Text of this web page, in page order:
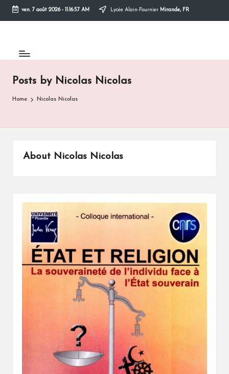
Skip
ven. 7 août 2026- 11:16:57 AM Lycée Alain-Fournier Mirande, FR
Posts by Nicolas Nicolas
Home Nicolas Nicolas
About Nicolas Nicolas